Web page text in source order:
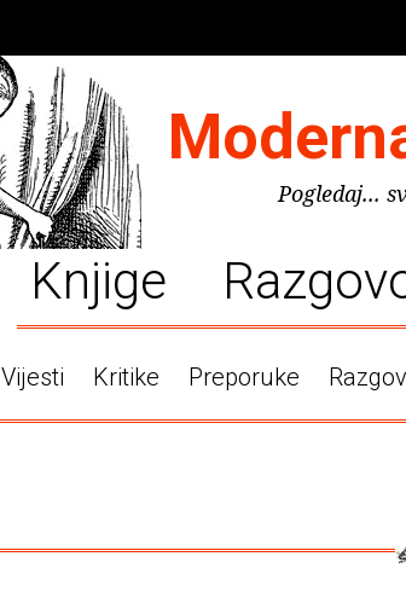
Pogledaj...
Knjige
Vijesti Kritike Preporuke